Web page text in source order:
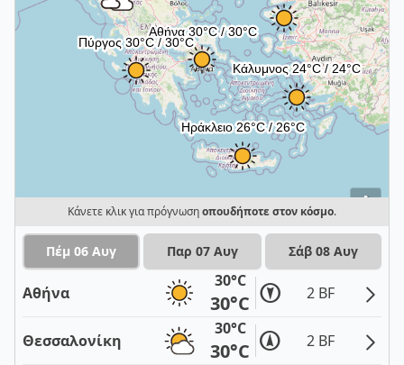
i
Κάνετε κλικ για πρόγνωσηοπουδήποτε στον κόσμο.
Πέμ 06 Αυγ Παρ 07 Αυγ Σάβ 08 Αυγ
Αθήνα
30°C
30°C 2 BF
Θεσσαλονίκη
30°C
30°C 2 BF